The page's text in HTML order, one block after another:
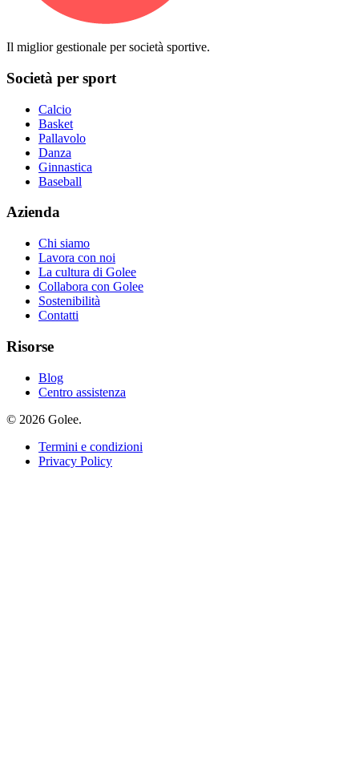
Il miglior gestionale per società sportive.
Società per sport
Calcio
Basket
Pallavolo
Danza
Ginnastica
Baseball
Azienda
Chi siamo
Lavora con noi
La cultura di Golee
Collabora con Golee
Sostenibilità
Contatti
Risorse
Blog
Centro assistenza
© 2026 Golee.
Termini e condizioni
Privacy Policy